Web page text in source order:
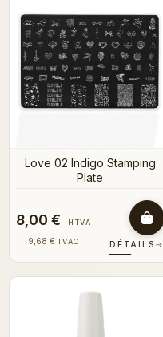
Love 02 Indigo Stamping
Plate
8,00 € HTVA
9,68 € TVAC DÉTAILS →